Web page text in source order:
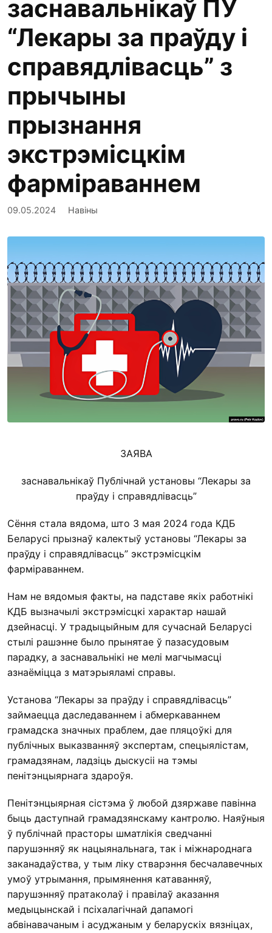
заснавальнікаў ПУ
“Лекары за праўду і
справядлівасць” з
прычыны
прызнання
экстрэмісцкім
фарміраваннем
09.05.2024 Навіны
ЗАЯВА
заснавальнікаў Публічнай установы “Лекары за
праўду і справядлівасць”
Сёння стала вядома, што 3 мая 2024 года КДБ
Беларусі прызнаў калектыў установы “Лекары за
праўду і справядлівасць” экстрэмісцкім
фарміраваннем.
Нам не вядомыя факты, на падставе якіх работнікі
КДБ вызначылі экстрэмісцкі характар нашай
дзейнасці. У традыцыйным для сучаснай Беларусі
стылі рашэнне было прынятае ў пазасудовым
парадку, а заснавальнікі не мелі магчымасці
азнаёміцца з матэрыяламі справы.
Установа “Лекары за праўду і справядлівасць”
займаецца даследаваннем і абмеркаваннем
грамадска значных праблем, дае пляцоўкі для
публічных выказванняў экспертам, спецыялістам,
грамадзянам, ладзіць дыскусіі на тэмы
пенітэнцыярнага здароўя.
Пенітэнцыярная сістэма ў любой дзяржаве павінна
быць даступнай грамадзянскаму кантролю. Наяўныя
ў публічнай прасторы шматлікія сведчанні
парушэнняў як нацыянальнага, так і міжнароднага
заканадаўства, у тым ліку стварэння бесчалавечных
умоў утрымання, прымянення катаванняў,
парушэнняў пратаколаў і правілаў аказання
медыцынскай і псіхалагічнай дапамогі
абвінавачаным і асуджаным у беларускіх вязніцах,